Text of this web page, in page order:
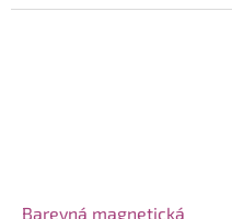
Barevná magnetická